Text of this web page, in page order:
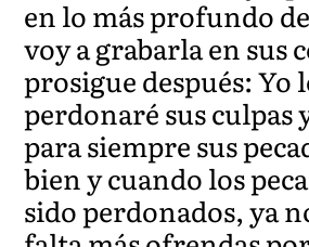
en lo más profundo
voy a grabarla en sus
prosigue después: Yo
perdonaré sus culpas
para siempre sus
bien y cuando los
sido perdonados, ya